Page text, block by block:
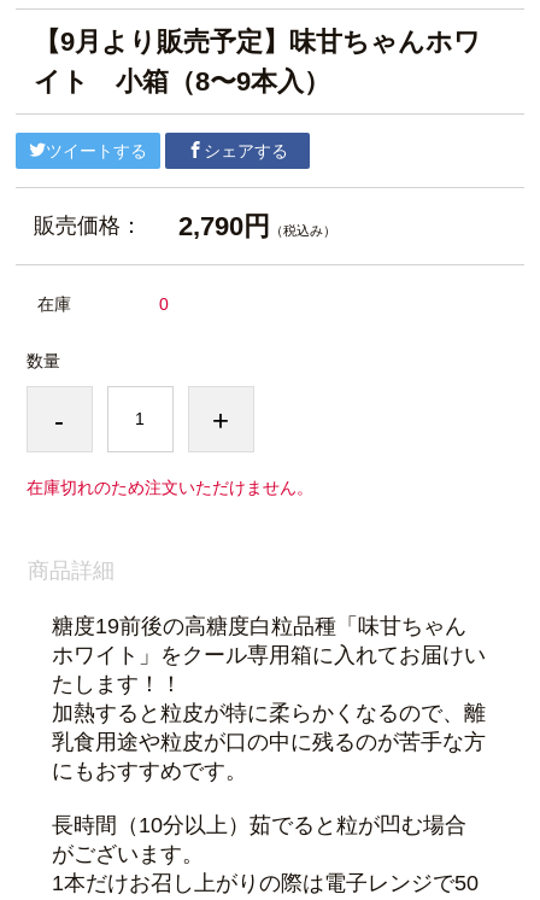
【9月より販売予定】味甘ちゃんホワ
イト 小箱（8〜9本入）
ツイートする シェアする
販売価格： 2,790円 （税込み）
在庫 0
数量
- +
在庫切れのため注文いただけません。
商品詳細
糖度19前後の高糖度白粒品種「味甘ちゃん
ホワイト」をクール専用箱に入れてお届けい
たします！！
加熱すると粒皮が特に柔らかくなるので、離
乳食用途や粒皮が口の中に残るのが苦手な方
にもおすすめです。
長時間（10分以上）茹でると粒が凹む場合
がございます。
1本だけお召し上がりの際は電子レンジで50